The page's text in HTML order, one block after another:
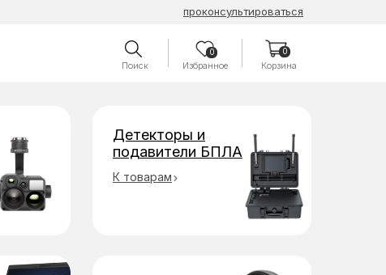
проконсультироваться
0
Поиск Избранное Корзина
0
К товарам
Детекторы и
подавители БПЛА